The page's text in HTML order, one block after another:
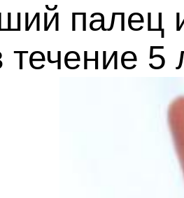
палец
течение 5